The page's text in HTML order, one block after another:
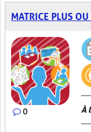
MATRICE PLUS
0 À